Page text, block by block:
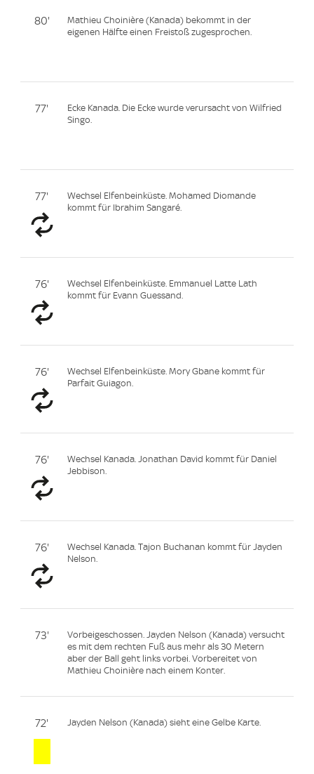
80'
Mathieu Choinière (Kanada) bekommt in der
eigenen Hälfte einen Freistoß zugesprochen.
77'
Ecke Kanada. Die Ecke wurde verursacht von Wilfried
Singo.
77'
Wechsel Elfenbeinküste. Mohamed Diomande
kommt für Ibrahim Sangaré.
76'
Wechsel Elfenbeinküste. Emmanuel Latte Lath
kommt für Evann Guessand.
76'
Wechsel Elfenbeinküste. Mory Gbane kommt für
Parfait Guiagon.
76'
Wechsel Kanada. Jonathan David kommt für Daniel
Jebbison.
76'
Wechsel Kanada. Tajon Buchanan kommt für Jayden
Nelson.
73'
Vorbeigeschossen. Jayden Nelson (Kanada) versucht
es mit dem rechten Fuß aus mehr als 30 Metern
aber der Ball geht links vorbei. Vorbereitet von
Mathieu Choinière nach einem Konter.
72' Jayden Nelson (Kanada) sieht eine Gelbe Karte.